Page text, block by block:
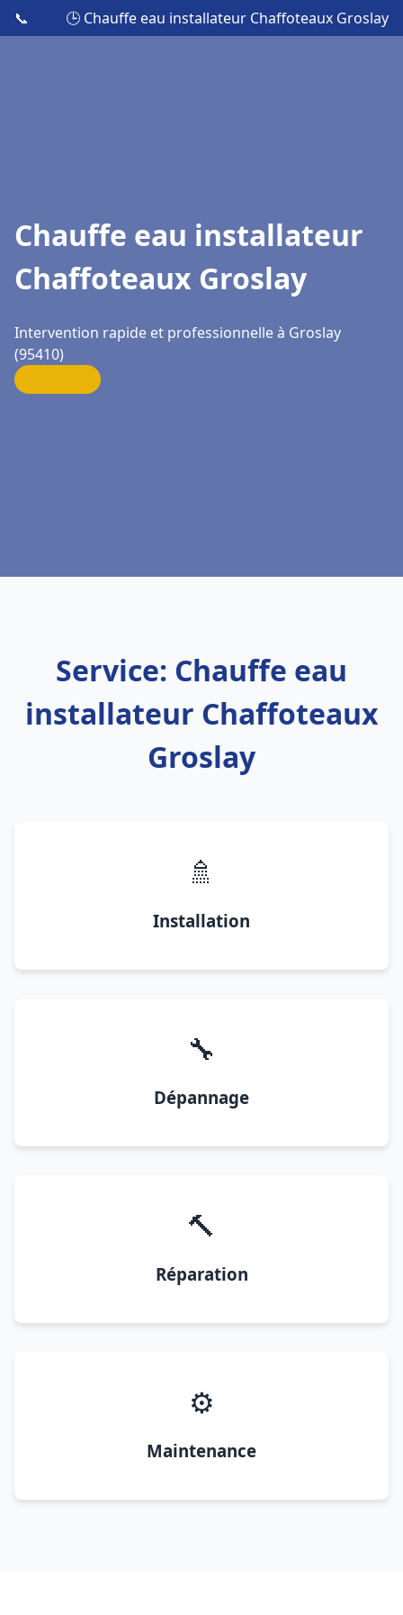
📞 🕒 Chauffe eau installateur Chaffoteaux Groslay
Chauffe eau installateur
Chaffoteaux Groslay
Intervention rapide et professionnelle à Groslay
(95410)
Service: Chauffe eau
installateur Chaffoteaux
Groslay
🚿
Installation
🔧
Dépannage
🔨
Réparation
⚙️
Maintenance